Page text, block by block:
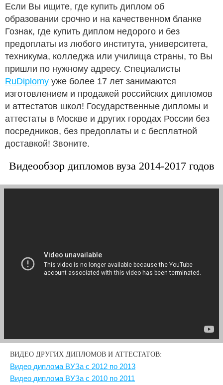
Если Вы ищите, где купить диплом об
образовании срочно и на качественном бланке
Гознак, где купить диплом недорого и без
предоплаты из любого института, университета,
техникума, колледжа или училища страны, то Вы
пришли по нужному адресу. Специалисты
RuDiplomy уже более 17 лет занимаются
изготовлением и продажей российских дипломов
и аттестатов школ! Государственные дипломы и
аттестаты в Москве и других городах России без
посредников, без предоплаты и с бесплатной
доставкой! Звоните.
Видеообзор дипломов вуза 2014-2017 годов
ВИДЕО ДРУГИХ ДИПЛОМОВ И АТТЕСТАТОВ:
Видео диплома ВУЗа с 2012 по 2013
Видео диплома ВУЗа с 2010 по 2011